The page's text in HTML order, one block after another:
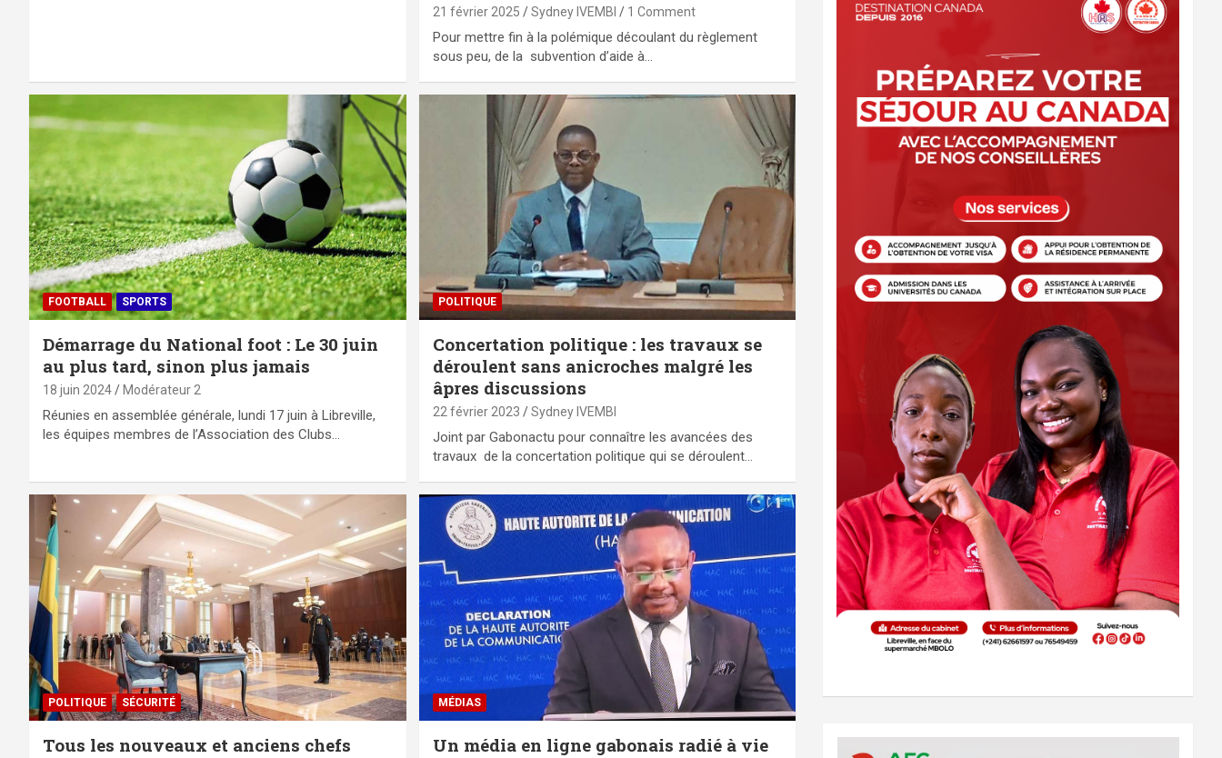
21 février 2025 Sydney IVEMBI 1 Comment
Pour mettre fin à la polémique découlant du règlement
sous peu, de la subvention d’aide à…
FOOTBALL SPORTS
Démarrage du National foot : Le 30 juin
au plus tard, sinon plus jamais
18 juin 2024 Modérateur 2
Réunies en assemblée générale, lundi 17 juin à Libreville,
les équipes membres de l’Association des Clubs…
POLITIQUE
Concertation politique : les travaux se
déroulent sans anicroches malgré les
âpres discussions
22 février 2023 Sydney IVEMBI
Joint par Gabonactu pour connaître les avancées des
travaux de la concertation politique qui se déroulent…
POLITIQUE SÉCURITÉ
Tous les nouveaux et anciens chefs
MÉDIAS
Un média en ligne gabonais radié à vie